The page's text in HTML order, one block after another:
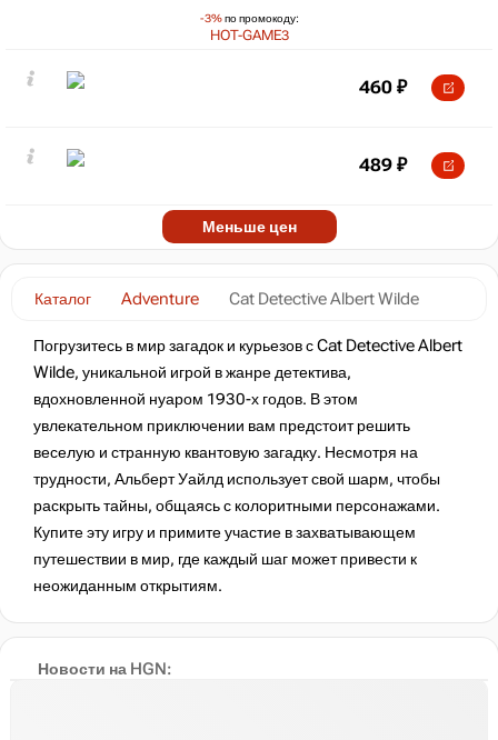
Новости на HGN:
Каталог Adventure Cat Detective Albert Wilde
Погрузитесь в мир загадок и курьезов с Cat Detective Albert
Wilde, уникальной игрой в жанре детектива,
вдохновленной нуаром 1930-х годов. В этом
увлекательном приключении вам предстоит решить
веселую и странную квантовую загадку. Несмотря на
трудности, Альберт Уайлд использует свой шарм, чтобы
раскрыть тайны, общаясь с колоритными персонажами.
Купите эту игру и примите участие в захватывающем
путешествии в мир, где каждый шаг может привести к
неожиданным открытиям.
-3%по промокоду:
HOT-GAME3
460 ₽
489 ₽
Меньше цен